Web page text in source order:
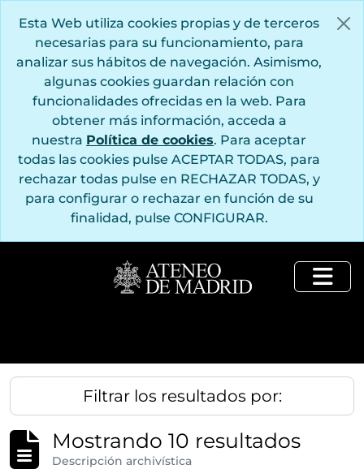
Esta Web utiliza cookies propias y de terceros
necesarias para su funcionamiento, para
analizar sus hábitos de navegación. Asimismo,
algunas cookies guardan relación con
funcionalidades ofrecidas en la web. Para
obtener más información, acceda a
nuestra Política de cookies. Para aceptar
todas las cookies pulse ACEPTAR TODAS, para
rechazar todas pulse en RECHAZAR TODAS, y
para configurar o rechazar en función de su
finalidad, pulse CONFIGURAR.
Filtrar los resultados por:
Mostrando 10 resultados
Descripción archivística